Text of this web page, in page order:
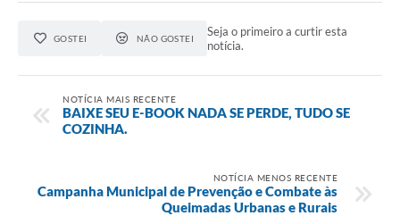
GOSTEI NÃO GOSTEI
Seja o primeiro a curtir esta
notícia.
NOTÍCIA MAIS RECENTE
BAIXE SEU E-BOOK NADA SE PERDE, TUDO SE
COZINHA.
NOTÍCIA MENOS RECENTE
Campanha Municipal de Prevenção e Combate às
Queimadas Urbanas e Rurais